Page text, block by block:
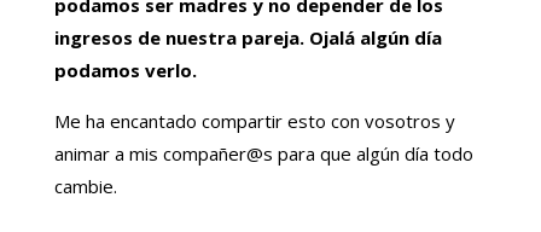
podamos ser madres y no depender de los
ingresos de nuestra pareja. Ojalá algún día
podamos verlo.
Me ha encantado compartir esto con vosotros y
animar a mis compañer@s para que algún día todo
cambie.